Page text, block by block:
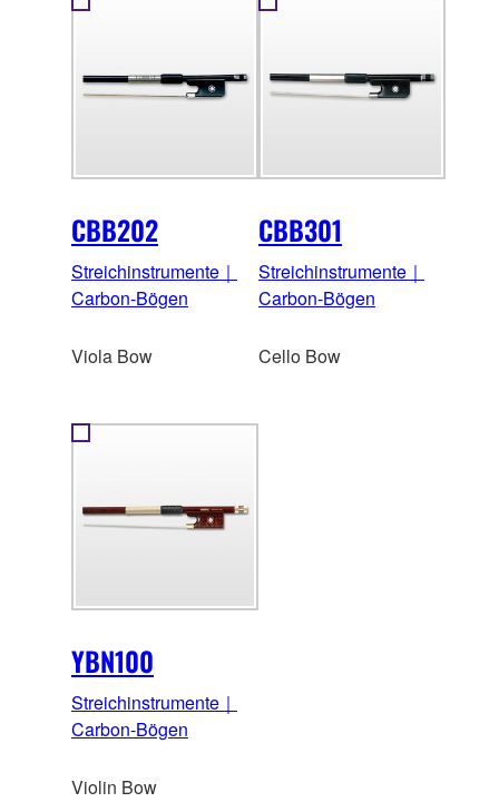
CBB202
Streichinstrumente｜
Carbon-Bögen
Viola Bow
CBB301
Streichinstrumente｜
Carbon-Bögen
Cello Bow
YBN100
Streichinstrumente｜
Carbon-Bögen
Violin Bow